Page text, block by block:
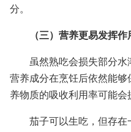
分。
（三）营养更易发挥作
虽然熟吃会损失部分
营养成分在烹饪后依然能
养物质的吸收利用率可能会
茄子可以生吃，但存在